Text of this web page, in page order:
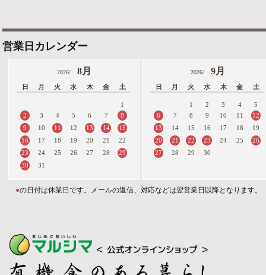
営業日カレンダー
2026/ 8月
日 月 火 水 木 金 土
1
2
3 4 5 6 7
8
9
10 11 12 13 14
15
16
17 18 19 20 21
22
23
24 25 26 27 28
29
30
31
2026/ 9月
日 月 火 水 木 金 土
1 2 3 4
5
6
7 8 9 10 11
12
13
14 15 16 17 18
19
20
21 22 23 24 25
26
27
28 29 30
●の日付は休業日です。メールの返信、対応などは翌営業日以降となります。